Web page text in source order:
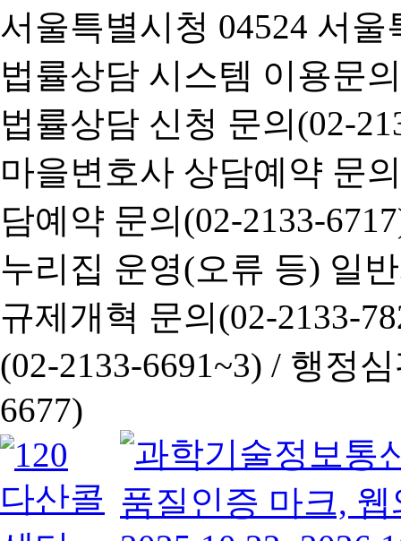
서울특별시청 04524 서
법률상담 시스템 이용문
법률상담 신청 문의(02-
마을변호사 상담예약 문
담예약 문의(02-2133-
누리집 운영(오류 등) 일
규제개혁 문의(02-2133-
(02-2133-6691~3) / 행정심
6677)